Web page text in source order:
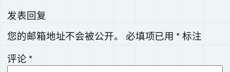
发表回复
您的邮箱地址不会被公开。
必填项已用*标注
评论*